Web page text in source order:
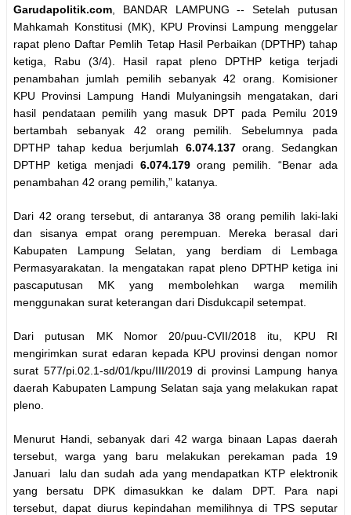
Garudapolitik.com , BANDAR LAMPUNG -- Setelah putusan
Mahkamah Konstitusi (MK), KPU Provinsi Lampung menggelar
rapat pleno Daftar Pemlih Tetap Hasil Perbaikan (DPTHP) tahap
ketiga, Rabu (3/4). Hasil rapat pleno DPTHP ketiga terjadi
penambahan jumlah pemilih sebanyak 42 orang. Komisioner
KPU Provinsi Lampung Handi Mulyaningsih mengatakan, dari
hasil pendataan pemilih yang masuk DPT pada Pemilu 2019
bertambah sebanyak 42 orang pemilih. Sebelumnya pada
DPTHP tahap kedua berjumlah 6.074.137orang. Sedangkan
DPTHP ketiga menjadi6.074.179orang pemilih. “Benar ada
penambahan 42 orang pemilih,” katanya.
Dari 42 orang tersebut, di antaranya 38 orang pemilih laki-laki
dan sisanya empat orang perempuan. Mereka berasal dari
Kabupaten Lampung Selatan, yang berdiam di Lembaga
Permasyarakatan. Ia mengatakan rapat pleno DPTHP ketiga ini
pascaputusan MK yang membolehkan warga memilih
menggunakan surat keterangan dari Disdukcapil setempat.
Dari putusan MK Nomor 20/puu-CVII/2018 itu, KPU RI
mengirimkan surat edaran kepada KPU provinsi dengan nomor
surat 577/pi.02.1-sd/01/kpu/III/2019 di provinsi Lampung hanya
daerah Kabupaten Lampung Selatan saja yang melakukan rapat
pleno.
Menurut Handi, sebanyak dari 42 warga binaan Lapas daerah
tersebut, warga yang baru melakukan perekaman pada 19
Januari lalu dan sudah ada yang mendapatkan KTP elektronik
yang bersatu DPK dimasukkan ke dalam DPT. Para napi
tersebut, dapat diurus kepindahan memilihnya di TPS seputar